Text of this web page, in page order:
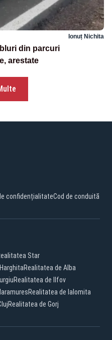
Ionuț Nichita
din parcuri
arestate
confidențialitateCod de conduită
Star
Realitatea de Alba
Realitatea de Ilfov
Realitatea de Ialomita
Realitatea de Gorj